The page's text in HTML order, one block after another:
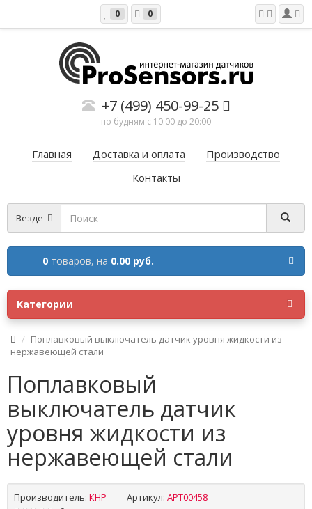
0 0
+7 (499) 450-99-25
по будням с 10:00 до 20:00
Главная Доставка и оплата
Производство
Контакты
Везде
0 товаров, на 0.00 руб.
Категории
Поплавковый выключатель датчик уровня жидкости из
нержавеющей стали
Поплавковый
выключатель датчик
уровня жидкости из
нержавеющей стали
Производитель: КНР Артикул: APT00458